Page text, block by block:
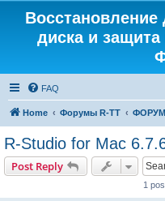
диска и
FAQ
Home Форумы R-TT ФОРУМ
R-Studio for Mac
Post Reply
1